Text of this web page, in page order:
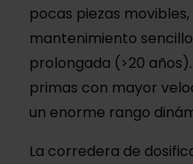
pocas piezas
mantenimiento
prolongada (>20
primas con mayor
un enorme rango
La corredera de